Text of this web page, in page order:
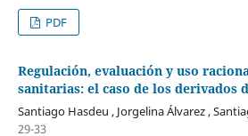
PDF
Regulación, evaluación y uso
sanitarias: el caso de los derivados
Santiago Hasdeu , Jorgelina Álvarez ,
29-33